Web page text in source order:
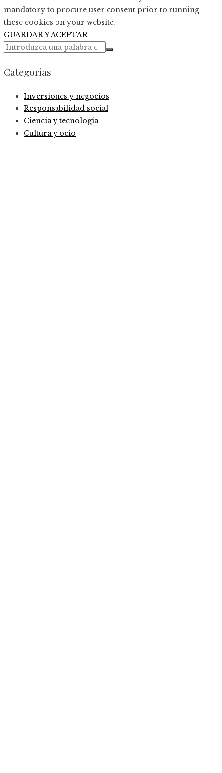
mandatory to procure user consent prior to running
these cookies on your website.
GUARDAR Y ACEPTAR
Categorias
Inversiones y negocios
Responsabilidad social
Ciencia y tecnología
Cultura y ocio